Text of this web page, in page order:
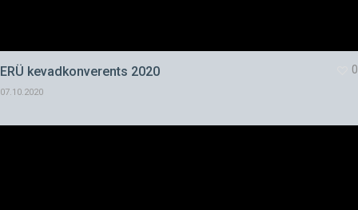
ERÜ kevadkonverents 2020
07.10.2020
0